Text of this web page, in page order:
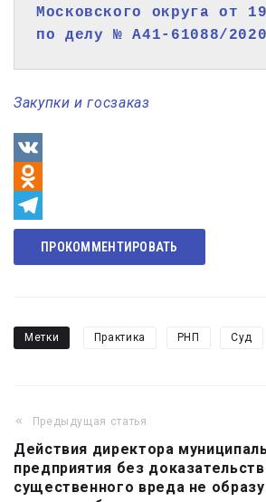
Московского округа от
по делу № А41-61088/2020
Закупки и госзаказ
VK
Odnoklassniki
Telegram
ПРОКОММЕНТИРОВАТЬ
Метки Практика РНП Суд
Навигация
по
записям
Предыдущая статья
Действия директора
предприятия без
существенного вреда не